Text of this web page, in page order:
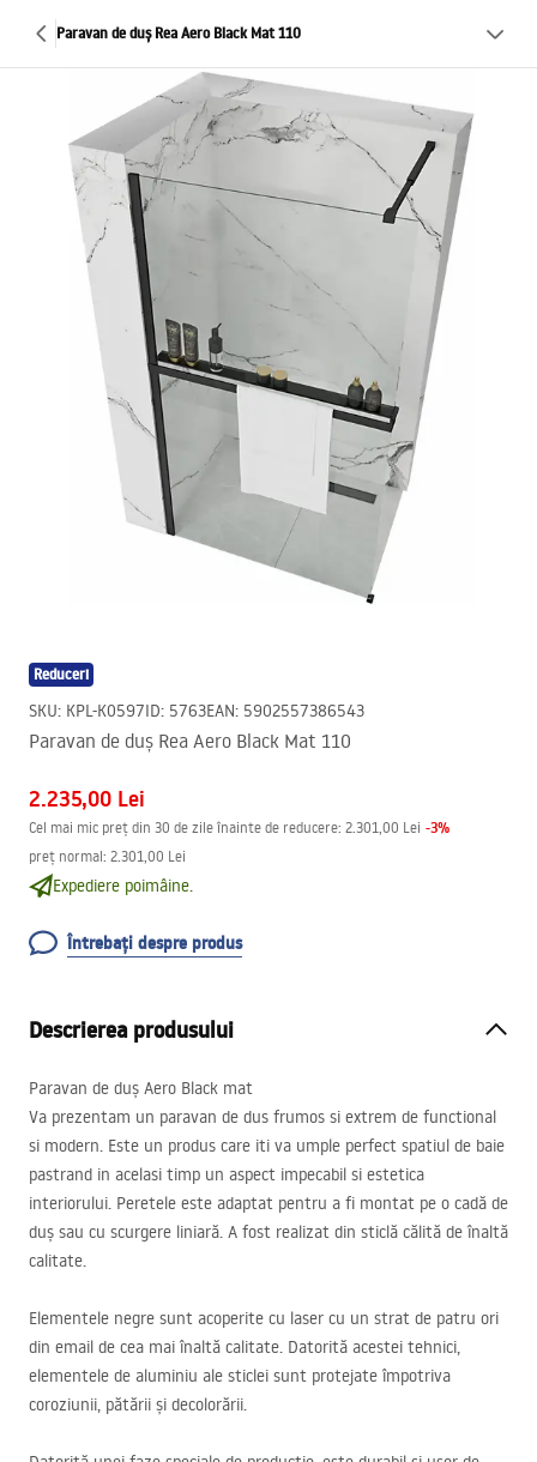
Paravan de duș Rea Aero Black Mat 110
Reduceri
SKU: KPL-K0597ID: 5763EAN: 5902557386543
Paravan de duș Rea Aero Black Mat 110
2.235,00 Lei
Cel mai mic preț din 30 de zile înainte de reducere: 2.301,00 Lei -3%
preț normal: 2.301,00 Lei
Expediere poimâine.
Întrebați despre produs
Descrierea produsului
Paravan de duș Aero Black mat
Va prezentam un paravan de dus frumos si extrem de functional
si modern. Este un produs care iti va umple perfect spatiul de baie
pastrand in acelasi timp un aspect impecabil si estetica
interiorului. Peretele este adaptat pentru a fi montat pe o cadă de
duș sau cu scurgere liniară. A fost realizat din sticlă călită de înaltă
calitate.
Elementele negre sunt acoperite cu laser cu un strat de patru ori
din email de cea mai înaltă calitate. Datorită acestei tehnici,
elementele de aluminiu ale sticlei sunt protejate împotriva
coroziunii, pătării și decolorării.